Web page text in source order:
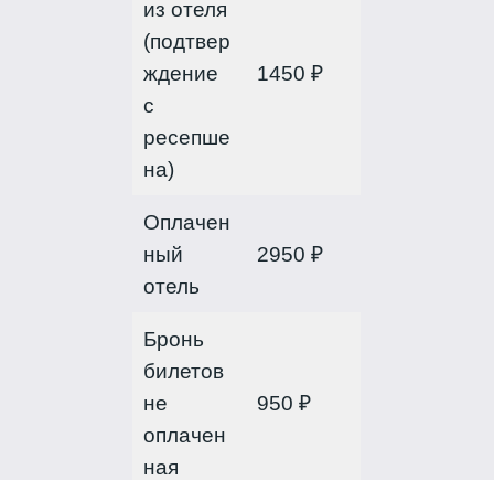
из отеля
(подтвер
ждение
с
ресепше
на)
1450 ₽
Оплачен
ный
отель
2950 ₽
Бронь
билетов
не
оплачен
ная
950 ₽